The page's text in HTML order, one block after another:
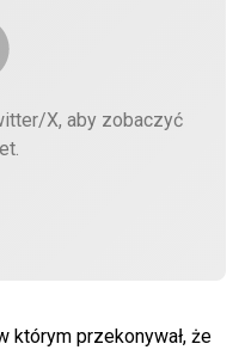
X, aby zobaczyć
którym przekonywał, że